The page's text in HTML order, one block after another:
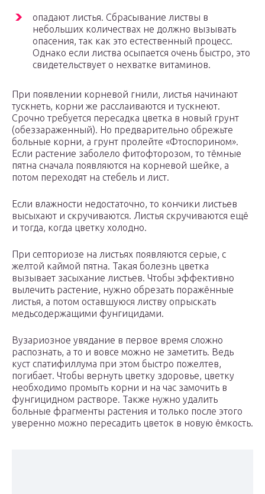
опадают листья. Сбрасывание листвы в
небольших количествах не должно вызывать
опасения, так как это естественный процесс.
Однако если листва осыпается очень быстро, это
свидетельствует о нехватке витаминов.
При появлении корневой гнили, листья начинают
тускнеть, корни же расслаиваются и тускнеют.
Срочно требуется пересадка цветка в новый грунт
(обеззараженный). Но предварительно обрежьте
больные корни, а грунт пролейте «Фтоспорином».
Если растение заболело фитофторозом, то тёмные
пятна сначала появляются на корневой шейке, а
потом переходят на стебель и лист.
Если влажности недостаточно, то кончики листьев
высыхают и скручиваются. Листья скручиваются ещё
и тогда, когда цветку холодно.
При септориозе на листьях появляются серые, с
желтой каймой пятна. Такая болезнь цветка
вызывает засыхание листьев. Чтобы эффективно
вылечить растение, нужно обрезать поражённые
листья, а потом оставшуюся листву опрыскать
медьсодержащими фунгицидами.
Вузариозное увядание в первое время сложно
распознать, а то и вовсе можно не заметить. Ведь
куст спатифиллума при этом быстро пожелтев,
погибает. Чтобы вернуть цветку здоровье, цветку
необходимо промыть корни и на час замочить в
фунгицидном растворе. Также нужно удалить
больные фрагменты растения и только после этого
уверенно можно пересадить цветок в новую ёмкость.